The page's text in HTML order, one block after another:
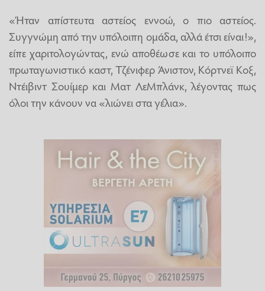
«Ήταν απίστευτα αστείος εννοώ, ο πιο αστείος.
Συγγνώμη από την υπόλοιπη ομάδα, αλλά έτσι είναι!»,
είπε χαριτολογώντας, ενώ αποθέωσε και το υπόλοιπο
πρωταγωνιστικό καστ, Τζένιφερ Άνιστον, Κόρτνεϊ Κοξ,
Ντέιβιντ Σουίμερ και Ματ ΛεΜπλάνκ, λέγοντας πως
όλοι την κάνουν να «λιώνει στα γέλια».